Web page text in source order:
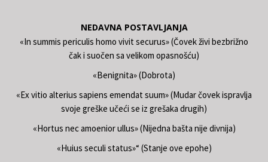
NEDAVNA POSTAVLJANJA
«In summis periculis homo vivit securus» (Čovek živi bezbrižno
čak i suočen sa velikom opasnošću)
«Benignita» (Dobrota)
«Ex vitio alterius sapiens emendat suum» (Mudar čovek ispravlja
svoje greške učeći se iz grešaka drugih)
«Hortus nec amoenior ullus» (Nijedna bašta nije divnija)
«Huius seculi status»“ (Stanje ove epohe)